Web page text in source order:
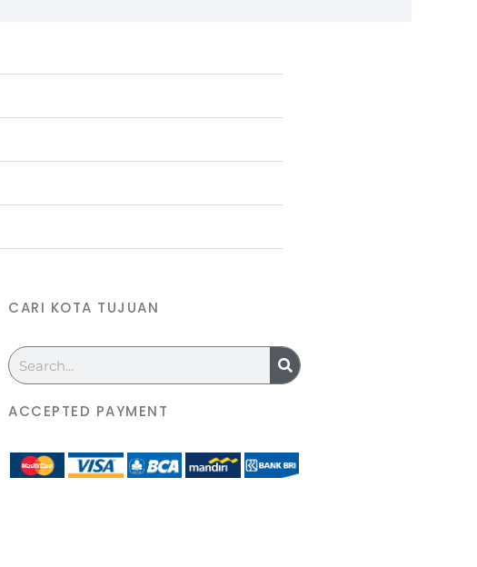
CARI KOTA TUJUAN
Search
ACCEPTED PAYMENT